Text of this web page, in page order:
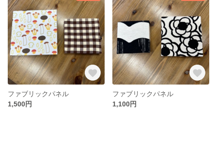
ファブリックパネル
1,500円
ファブリックパネル
1,100円